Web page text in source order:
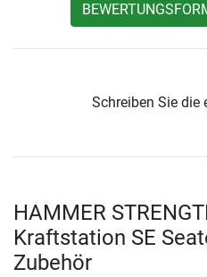
Schreiben Sie die
HAMMER
Kraftstation SE
Zubehör